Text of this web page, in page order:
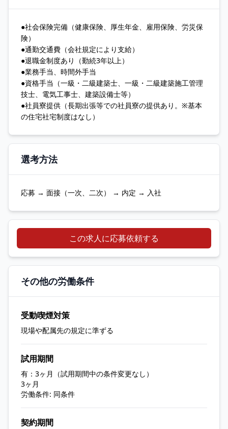
●社会保険完備（健康保険、厚生年金、雇用保険、労災保
険）
●通勤交通費（会社規定により支給）
●退職金制度あり（勤続3年以上）
●業務手当、時間外手当
●資格手当（一級・二級建築士、一級・二級建築施工管理
技士、電気工事士、建築設備士等）
●社員寮提供（長期出張等での社員寮の提供あり。※基本
の住宅社宅制度はなし）
選考方法
応募 → 面接（一次、二次） → 内定 → 入社
この求人に応募依頼する
その他の労働条件
受動喫煙対策
現場や配属先の規定に準ずる
試用期間
有：3ヶ月（試用期間中の条件変更なし）
3ヶ月
労働条件: 同条件
契約期間